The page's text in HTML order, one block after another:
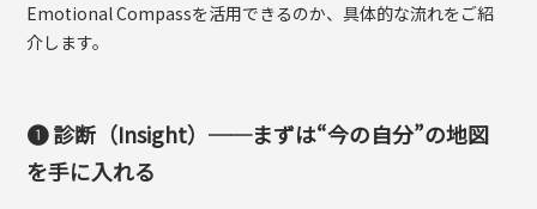
Emotional Compassを活用できるのか、具体的な流れをご紹
介します。
❶ 診断（Insight）──まずは“今の自分”の地図
を手に入れる